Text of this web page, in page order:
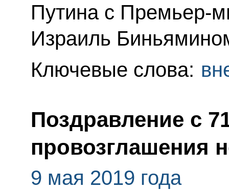
Путина с Премьер-
Израиль
Ключевые слова:
Поздравление с
провозглашения
9 мая 2019 года